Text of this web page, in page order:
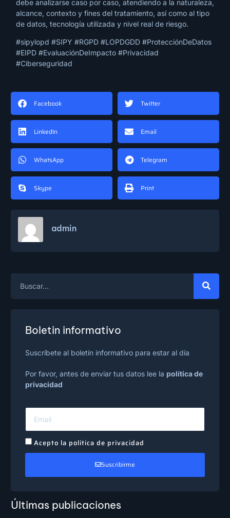
debe analizarse caso por caso, atendiendo a la naturaleza,
alcance, contexto y fines del tratamiento, así como al tipo
de datos, tecnología utilizada y nivel real de riesgo.
#sipylopd #SIPY #RGPD #LOPDGDD #ProtecciónDeDatos
#EIPD #EvaluaciónDeImpacto #Privacidad
#Ciberseguridad
Facebook Twitter
LinkedIn Email
WhatsApp Telegram
Skype Print
admin
Boletin informativo
Suscríbete al boletín informativo para estar al día
Por favor, antes de enviar tus datos lee la política de
privacidad
Acepto la política de privacidad
Suscribirme
Últimas publicaciones